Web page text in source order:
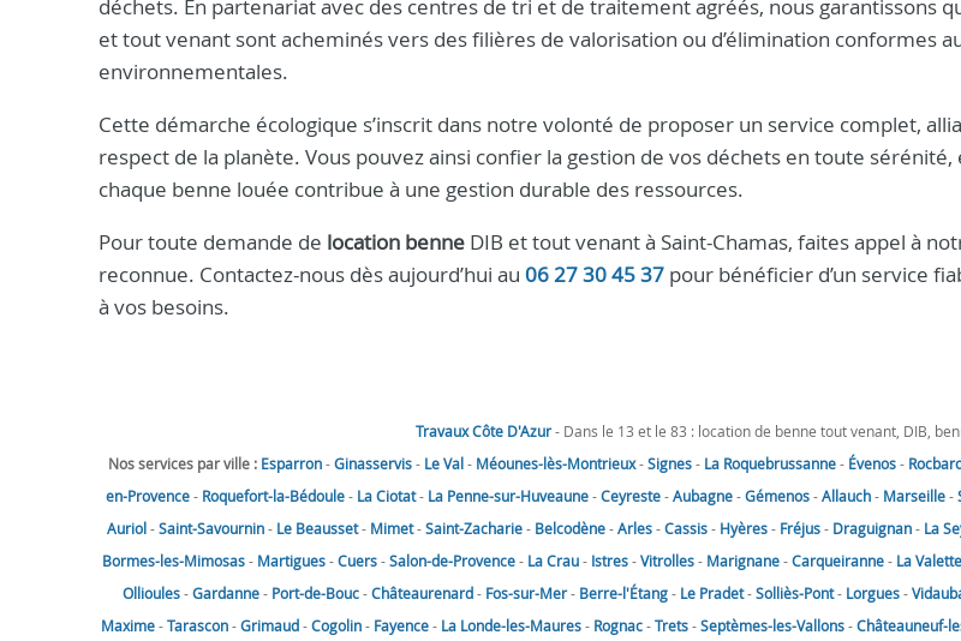
déchets. En partenariat avec des centres de tri et de traitement agréés, nous garantissons
et tout venant sont acheminés vers des filières de valorisation ou d’élimination conformes
environnementales.
Cette démarche écologique s’inscrit dans notre volonté de proposer un service complet,
respect de la planète. Vous pouvez ainsi confier la gestion de vos déchets en toute sérénité,
chaque benne louée contribue à une gestion durable des ressources.
Pour toute demande de location benne DIB et tout venant à Saint-Chamas, faites appel à
reconnue. Contactez-nous dès aujourd’hui au 06 27 30 45 37 pour bénéficier d’un service
à vos besoins.
Travaux Côte D'Azur- Dans le 13 et le 83 : location de benne tout venant, DIB,
Nos services par ville : Esparron-Ginasservis- Le Val- Méounes-lès-Montrieux-Signes- La Roquebrussanne- Évenos-
en-Provence- Roquefort-la-Bédoule- La Ciotat- La Penne-sur-Huveaune-Ceyreste-Aubagne-Gémenos-Allauch- Marseille-
Auriol-Saint-Savournin- Le Beausset- Mimet-Saint-Zacharie- Belcodène-Arles-Cassis- Hyères- Fréjus- Draguignan- La
Bormes-les-Mimosas- Martigues-Cuers-Salon-de-Provence- La Crau- Istres-Vitrolles- Marignane-Carqueiranne- La
Ollioules-Gardanne- Port-de-Bouc-Châteaurenard- Fos-sur-Mer- Berre-l'Étang- Le Pradet-Solliès-Pont- Lorgues-
Maxime-Tarascon-Grimaud-Cogolin- Fayence- La Londe-les-Maures- Rognac-Trets-Septèmes-les-Vallons-Châteauneuf-